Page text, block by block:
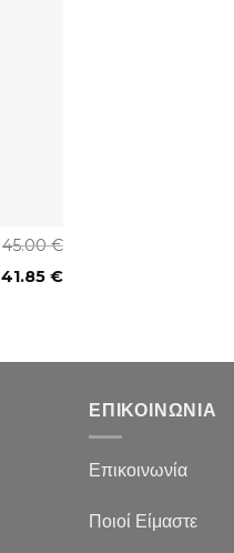
45.00€
41.85 €
ΕΠΙΚΟΙΝΩΝΙΑ
Επικοινωνία
Ποιοί Είμαστε